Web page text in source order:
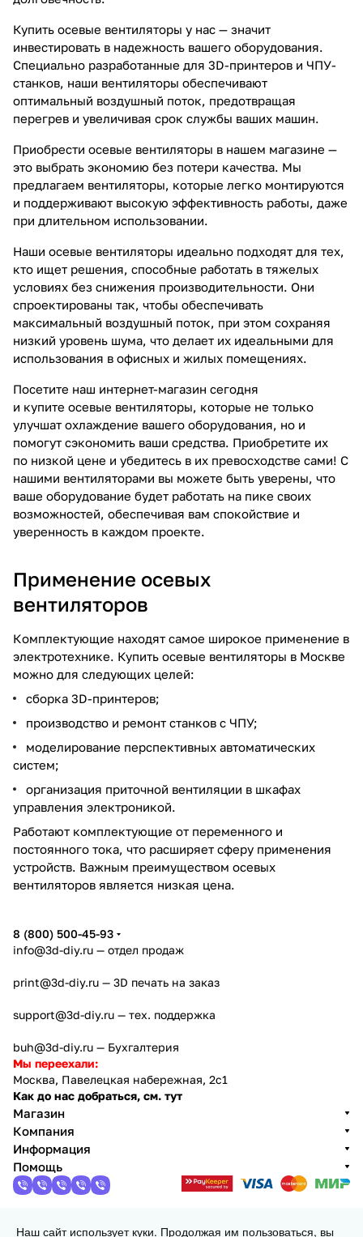
Купить осевые вентиляторы у нас — значит
инвестировать в надежность вашего оборудования.
Специально разработанные для 3D-принтеров и ЧПУ-
станков, наши вентиляторы обеспечивают
оптимальный воздушный поток, предотвращая
перегрев и увеличивая срок службы ваших машин.
Приобрести осевые вентиляторы в нашем магазине —
это выбрать экономию без потери качества. Мы
предлагаем вентиляторы, которые легко монтируются
и поддерживают высокую эффективность работы, даже
при длительном использовании.
Наши осевые вентиляторы идеально подходят для тех,
кто ищет решения, способные работать в тяжелых
условиях без снижения производительности. Они
спроектированы так, чтобы обеспечивать
максимальный воздушный поток, при этом сохраняя
низкий уровень шума, что делает их идеальными для
использования в офисных и жилых помещениях.
Посетите наш интернет-магазин сегодня
и купите осевые вентиляторы, которые не только
улучшат охлаждение вашего оборудования, но и
помогут сэкономить ваши средства. Приобретите их
по низкой цене и убедитесь в их превосходстве сами! С
нашими вентиляторами вы можете быть уверены, что
ваше оборудование будет работать на пике своих
возможностей, обеспечивая вам спокойствие и
уверенность в каждом проекте.
Применение осевых
вентиляторов
Комплектующие находят самое широкое применение в
электротехнике. Купить осевые вентиляторы в Москве
можно для следующих целей:
сборка 3D-принтеров;
производство и ремонт станков с ЧПУ;
моделирование перспективных автоматических
систем;
организация приточной вентиляции в шкафах
управления электроникой.
Работают комплектующие от переменного и
постоянного тока, что расширяет сферу применения
устройств. Важным преимуществом осевых
вентиляторов является низкая цена.
8 (800) 500-45-93
info@3d-diy.ru — отдел продаж
print@3d-diy.ru — 3D печать на заказ
support@3d-diy.ru — тех. поддержка
buh@3d-diy.ru — Бухгалтерия
Мы переехали:
Москва, Павелецкая набережная, 2с1
Как до нас добраться, см. тут
Магазин
Компания
Информация
Помощь
Наш сайт использует куки. Продолжая им пользоваться, вы